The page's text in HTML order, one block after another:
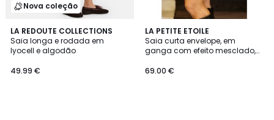
Nova coleção
LA REDOUTE COLLECTIONS
Saia longa e rodada em
lyocell e algodão
49.99 €
LA PETITE ETOILE
Saia curta envelope, em
ganga com efeito mesclado,
69.00 €